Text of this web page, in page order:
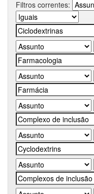
Filtros correntes: